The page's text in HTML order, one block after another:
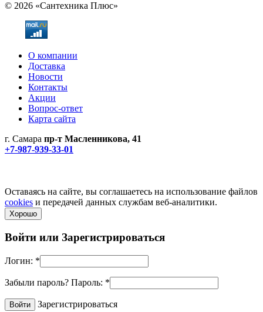
© 2026 «Сантехника Плюс»
О компании
Доставка
Новости
Контакты
Акции
Вопрос-ответ
Карта сайта
г. Самара пр-т Масленникова, 41
+7-987-939-33-01
Оставаясь на сайте, вы соглашаетесь на использование файлов
cookies и передачей данных службам веб-аналитики.
Хорошо
Войти или Зарегистрироваться
Логин: *
Забыли пароль? Пароль: *
Зарегистрироваться